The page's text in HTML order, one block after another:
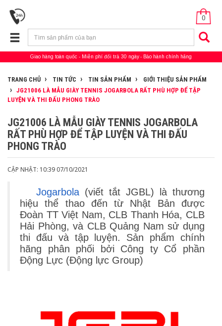
0
Giao hàng toàn quốc Miễn phí đổi trả 30 ngày Bảo hành chính hãng
TRANG CHỦ TIN TỨC TIN SẢN PHẨM
GIỚI THIỆU SẢN PHẨM
JG21006 LÀ MẪU GIÀY TENNIS JOGARBOLA RẤT PHÙ HỢP ĐỂ TẬP
LUYỆN VÀ THI ĐẤU PHONG TRÀO
JG21006 LÀ MẪU GIÀY TENNIS JOGARBOLA
RẤT PHÙ HỢP ĐỂ TẬP LUYỆN VÀ THI ĐẤU
PHONG TRÀO
CẬP NHẬT: 10:39 07/10/2021
Jogarbola (viết tắt JGBL) là thương
hiệu thể thao đến từ Nhật Bản được
Đoàn TT Việt Nam, CLB Thanh Hóa, CLB
Hải Phòng, và CLB Quảng Nam sử dụng
thi đấu và tập luyện. Sản phẩm chính
hãng phân phối bởi Công ty Cổ phần
Động Lực (Động lực Group)